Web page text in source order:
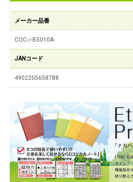
メーカー品番
COC-ﾉ-B5010A
JANコード
4902205658788